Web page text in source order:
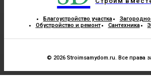
Благоустройство участка
Обустройство и ремонт
Сантехника
© 2026 Stroimsamydom.ru. Все права